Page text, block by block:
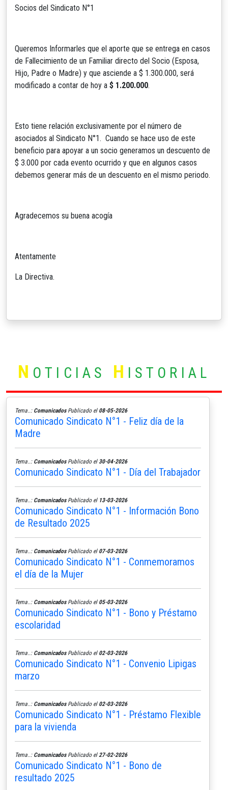
Socios del Sindicato N°1
Queremos Informarles que el aporte que se entrega en casos
de Fallecimiento de un Familiar directo del Socio (Esposa,
Hijo, Padre o Madre) y que asciende a $ 1.300.000, será
modificado a contar de hoy a $ 1.200.000.
Esto tiene relación exclusivamente por el número de
asociados al Sindicato N°1. Cuando se hace uso de este
beneficio para apoyar a un socio generamos un descuento de
$ 3.000 por cada evento ocurrido y que en algunos casos
debemos generar más de un descuento en el mismo periodo.
Agradecemos su buena acogía
Atentamente
La Directiva.
N OTICIAS H ISTORIAL
Tema..: ComunicadosPublicado el 08-05-2026
Comunicado Sindicato N°1 - Feliz día de la
Madre
Tema..: ComunicadosPublicado el 30-04-2026
Comunicado Sindicato N°1 - Día del Trabajador
Tema..: ComunicadosPublicado el 13-03-2026
Comunicado Sindicato N°1 - Información Bono
de Resultado 2025
Tema..: ComunicadosPublicado el 07-03-2026
Comunicado Sindicato N°1 - Conmemoramos
el día de la Mujer
Tema..: ComunicadosPublicado el 05-03-2026
Comunicado Sindicato N°1 - Bono y Préstamo
escolaridad
Tema..: ComunicadosPublicado el 02-03-2026
Comunicado Sindicato N°1 - Convenio Lipigas
marzo
Tema..: ComunicadosPublicado el 02-03-2026
Comunicado Sindicato N°1 - Préstamo Flexible
para la vivienda
Tema..: ComunicadosPublicado el 27-02-2026
Comunicado Sindicato N°1 - Bono de
resultado 2025